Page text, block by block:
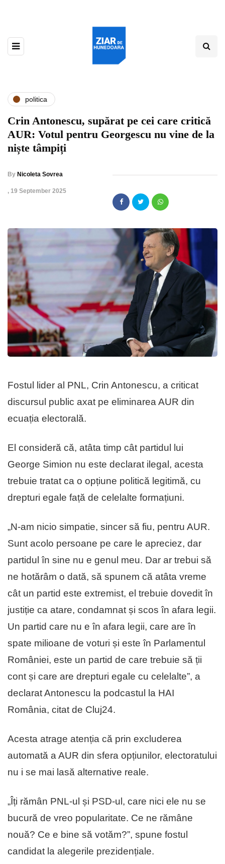
politica
Crin Antonescu, supărat pe cei care critică
AUR: Votul pentru Georgescu nu vine de la
niște tâmpiți
By Nicoleta Sovrea
, 19 September 2025
Fostul lider al PNL, Crin Antonescu, a criticat
discursul public axat pe eliminarea AUR din
ecuația electorală.
El consideră că, atâta timp cât partidul lui
George Simion nu este declarat ilegal, acesta
trebuie tratat ca o opțiune politică legitimă, cu
drepturi egale față de celelalte formațiuni.
„N-am nicio simpatie, sincer să fiu, pentru AUR.
Sunt acolo persoane pe care le apreciez, dar
partidul în sine nu e genul meu. Dar ar trebui să
ne hotărâm o dată, să spunem că atâta vreme
cât un partid este extremist, el trebuie dovedit în
justiție ca atare, condamnat și scos în afara legii.
Un partid care nu e în afara legii, care are în
spate milioane de voturi și este în Parlamentul
României, este un partid de care trebuie să ții
cont și care are drepturi egale cu celelalte”, a
declarat Antonescu la podcastul la HAI
România, citat de Cluj24.
Acesta atrage atenția că prin excluderea
automată a AUR din sfera opțiunilor, electoratului
nu i se mai lasă alternative reale.
„Îți rămân PNL-ul și PSD-ul, care nici ele nu se
bucură de vreo popularitate. Ce ne rămâne
nouă? Ce e bine să votăm?”, spune fostul
candidat la alegerile prezidențiale.